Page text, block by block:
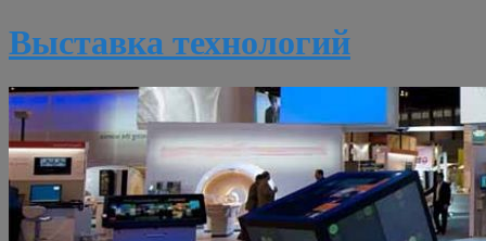
Выставка технологий